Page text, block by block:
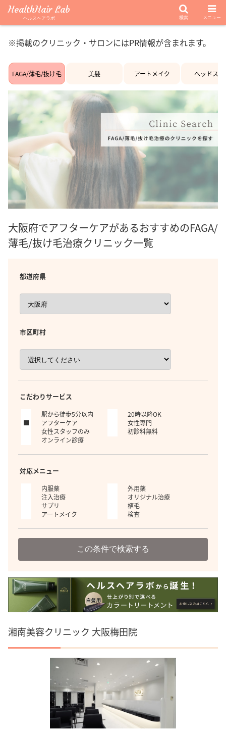
※掲載のクリニック・サロンにはPR情報が含まれます。
FAGA/薄毛/抜け毛 美髪 アートメイク ヘッドスパ
大阪府でアフターケアがあるおすすめのFAGA/
薄毛/抜け毛治療クリニック一覧
都道府県
市区町村
こだわりサービス
駅から徒歩5分以内
20時以降OK
アフターケア
女性専門
女性スタッフのみ
初診料無料
オンライン診療
対応メニュー
内服薬
外用薬
注入治療
オリジナル治療
サプリ
植毛
アートメイク
検査
この条件で検索する
湘南美容クリニック 大阪梅田院
HealthHair Lab
ヘルスヘアラボ 検索 メニュー